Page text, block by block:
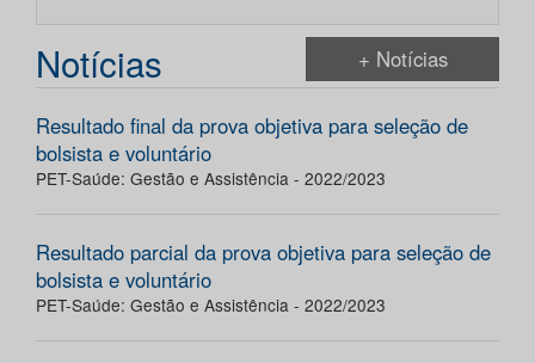
Notícias + Notícias
Resultado final da prova objetiva para seleção de
bolsista e voluntário
PET-Saúde: Gestão e Assistência - 2022/2023
Resultado parcial da prova objetiva para seleção de
bolsista e voluntário
PET-Saúde: Gestão e Assistência - 2022/2023